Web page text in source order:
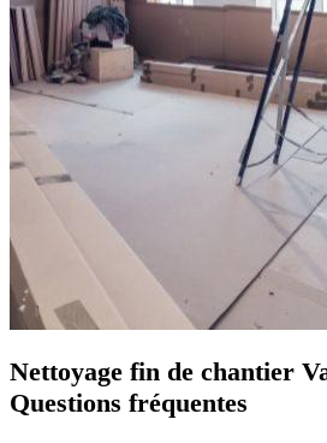
Nettoyage fin de chantier
Questions fréquentes